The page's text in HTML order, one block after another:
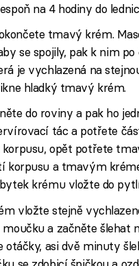
na 4 hodiny do
tmavý krém.
se spojily, pak k nim
je vychlazená na
hladký tmavý krém.
do roviny a pak ho
tác a potřete
opět potřete
korpusu a tmavým
krému vložte do
vložte stejně
a začněte šlehat
otáčky, asi dvě minuty